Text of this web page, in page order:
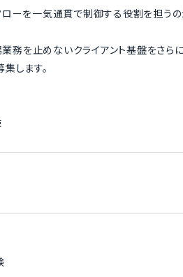
ーを一気通貫で制御する役割を担う
務を止めないクライアント基盤をさら
します。